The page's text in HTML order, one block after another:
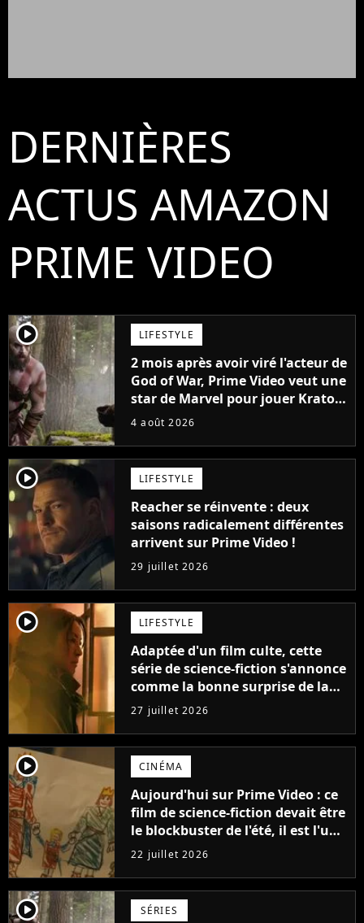
DERNIÈRES
ACTUS AMAZON
PRIME VIDEO
player2 LIFESTYLE
2 mois après avoir viré l'acteur de
God of War, Prime Video veut une
star de Marvel pour jouer Kratos
dans sa série
4 août 2026
player2 LIFESTYLE
Reacher se réinvente : deux
saisons radicalement différentes
arrivent sur Prime Video !
29 juillet 2026
player2 LIFESTYLE
Adaptée d'un film culte, cette
série de science-fiction s'annonce
comme la bonne surprise de la
fin d'année
27 juillet 2026
player2 CINÉMA
Aujourd'hui sur Prime Video : ce
film de science-fiction devait être
le blockbuster de l'été, il est l'un
des plus gros échecs de l'année
22 juillet 2026
player2 SÉRIES